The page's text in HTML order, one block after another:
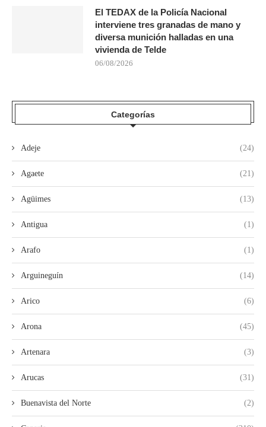
El TEDAX de la Policía Nacional
interviene tres granadas de mano y
diversa munición halladas en una
vivienda de Telde
06/08/2026
Categorías
Adeje (24)
Agaete (21)
Agüimes (13)
Antigua (1)
Arafo (1)
Arguineguín (14)
Arico (6)
Arona (45)
Artenara (3)
Arucas (31)
Buenavista del Norte (2)